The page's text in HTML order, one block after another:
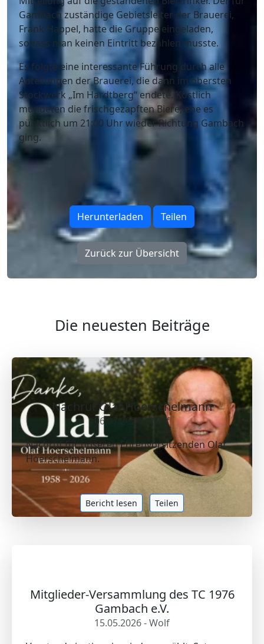
Gambach zuständige Gebietsleiter der Brauerei,
Frank Happel, hatte die Gruppe eingeladen,
sodass man keinen Eintritt bezahlen musste.
Es folgte eine interessante Führung durch alle
Abteilungen der Brauerei, die dann im obersten
Stockwerk „Im Hardtberg“ endete. Köstlich
mundeten die frischgezapften Biere, ehe es
pünktlich um 21:00 Uhr wieder Richtung Gambach
ging.
Herunterladen Teilen
Zurück zur Übersicht
Die neuesten Beiträge
Nachruf Olaf Hoerschelmann
06.07.2026 - Wolf
Nachruf für unseren Ehrenvorsitzenden Olaf
Hoerschelmann.
Bericht lesen Teilen
Mitglieder-Versammlung des TC 1976
Gambach e.V.
15.05.2026 - Wolf